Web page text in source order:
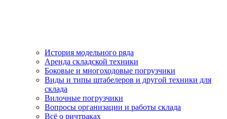
История модельного ряда
Аренда складской техники
Боковые и многоходовые погрузчики
Виды и типы штабелеров и другой техники для
склада
Вилочные погрузчики
Вопросы организации и работы склада
Всё о ричтраках